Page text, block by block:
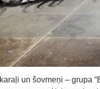
un šovmeņi – grupa